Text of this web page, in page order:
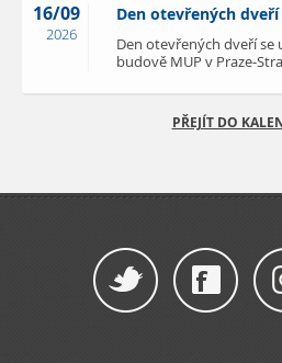
16/09
2026
Den otevřených dveří
Den otevřených dveří se
budově MUP v Praze-
PŘEJÍT DO